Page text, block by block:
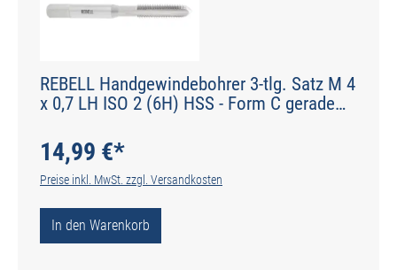
REBELL Handgewindebohrer 3-tlg. Satz M 4
x 0,7 LH ISO 2 (6H) HSS - Form C gerade
14,99 €*
Preise inkl. MwSt. zzgl. Versandkosten
In den Warenkorb